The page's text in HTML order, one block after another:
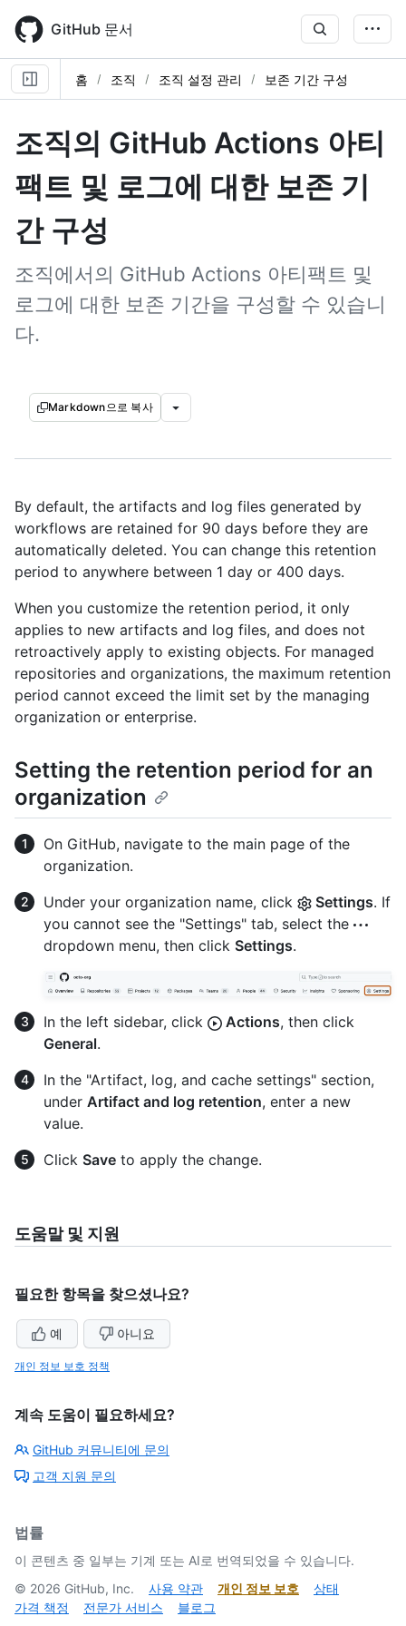
main
content
GitHub 문서
홈 조직 조직 설정 관리 보존 기간 구성
조직의 GitHub Actions 아티
팩트 및 로그에 대한 보존 기
간 구성
조직에서의 GitHub Actions 아티팩트 및
로그에 대한 보존 기간을 구성할 수 있습니
다.
Markdown으로 복사
By default, the artifacts and log files generated by
workflows are retained for 90 days before they are
automatically deleted. You can change this retention
period to anywhere between 1 day or 400 days.
When you customize the retention period, it only
applies to new artifacts and log files, and does not
retroactively apply to existing objects. For managed
repositories and organizations, the maximum retention
period cannot exceed the limit set by the managing
organization or enterprise.
Setting the retention period for an
organization
On GitHub, navigate to the main page of the
organization.
Under your organization name, click
Settings. If
you cannot see the "Settings" tab, select the
dropdown menu, then click Settings.
In the left sidebar, click Actions, then click
General.
In the "Artifact, log, and cache settings" section,
under Artifact and log retention, enter a new
value.
Click Save to apply the change.
도움말 및 지원
필요한 항목을 찾으셨나요?
예 아니요
개인 정보 보호 정책
계속 도움이 필요하세요?
GitHub 커뮤니티에 문의
고객 지원 문의
법률
이 콘텐츠 중 일부는 기계 또는 AI로 번역되었을 수 있습니다.
© 2026 GitHub, Inc. 사용 약관 개인 정보 보호
상태
가격 책정
전문가 서비스 블로그